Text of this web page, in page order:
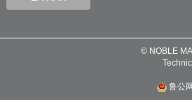
© NOBLE
鲁公